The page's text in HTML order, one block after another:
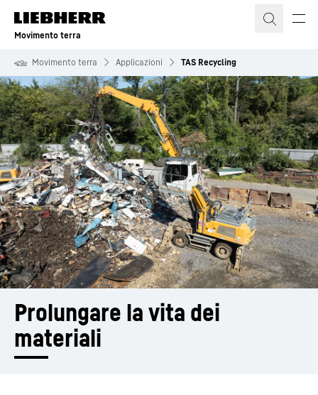
Movimento terra
Movimento terra Applicazioni TAS Recycling
Prolungare la vita dei
materiali